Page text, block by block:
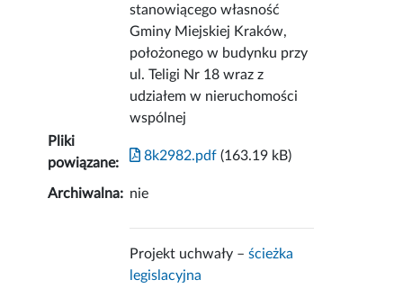
stanowiącego własność
Gminy Miejskiej Kraków,
położonego w budynku przy
ul. Teligi Nr 18 wraz z
udziałem w nieruchomości
wspólnej
Pliki
powiązane:
8k2982.pdf (163.19 kB)
Archiwalna: nie
Projekt uchwały –ścieżka
legislacyjna